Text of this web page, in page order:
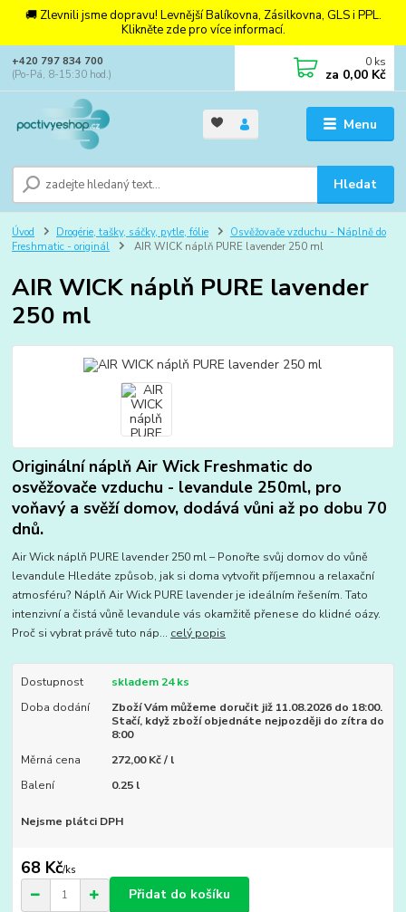
🚚 Zlevnili jsme dopravu! Levnější Balíkovna, Zásilkovna, GLS i PPL.
Klikněte zde pro více informací.
Menu
Hledat
+420 797 834 700
(Po-Pá, 8-15:30 hod.)
0 ks
za 0,00 Kč
Úvod Drogérie, tašky, sáčky, pytle, fólie
Osvěžovače vzduchu - Náplně do
Freshmatic - originál
AIR WICK náplň PURE lavender 250 ml
AIR WICK náplň PURE lavender
250 ml
Originální náplň Air Wick Freshmatic do
osvěžovače vzduchu - levandule 250ml, pro
voňavý a svěží domov, dodává vůni až po dobu 70
dnů.
Air Wick náplň PURE lavender 250 ml – Ponořte svůj domov do vůně
levandule Hledáte způsob, jak si doma vytvořit příjemnou a relaxační
atmosféru? Náplň Air Wick PURE lavender je ideálním řešením. Tato
intenzivní a čistá vůně levandule vás okamžitě přenese do klidné oázy.
Proč si vybrat právě tuto náp... celý popis
Dostupnost
skladem 24 ks
Doba dodání
Zboží Vám můžeme doručit již 11.08.2026 do 18:00.
Stačí, když zboží objednáte nejpozději do zítra do
8:00
Měrná cena
272,00 Kč / l
Balení
0.25 l
Nejsme plátci DPH
68 Kč/ks
Přidat do košíku